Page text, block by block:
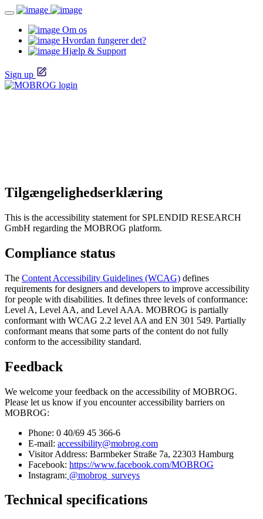
Om os
Hvordan fungerer det?
Hjælp & Support
Sign up
Tilgængelighedserklæring
This is the accessibility statement for SPLENDID RESEARCH
GmbH regarding the MOBROG platform.
Compliance status
The Content Accessibility Guidelines (WCAG) defines
requirements for designers and developers to improve accessibility
for people with disabilities. It defines three levels of conformance:
Level A, Level AA, and Level AAA. MOBROG is partially
conformant with WCAG 2.2 level AA and EN 301 549. Partially
conformant means that some parts of the content do not fully
conform to the accessibility standard.
Feedback
We welcome your feedback on the accessibility of MOBROG.
Please let us know if you encounter accessibility barriers on
MOBROG:
Phone: 0 40/69 45 366-6
E-mail: accessibility@mobrog.com
Visitor Address: Barmbeker Straße 7a, 22303 Hamburg
Facebook: https://www.facebook.com/MOBROG
Instagram: @mobrog_surveys
Technical specifications